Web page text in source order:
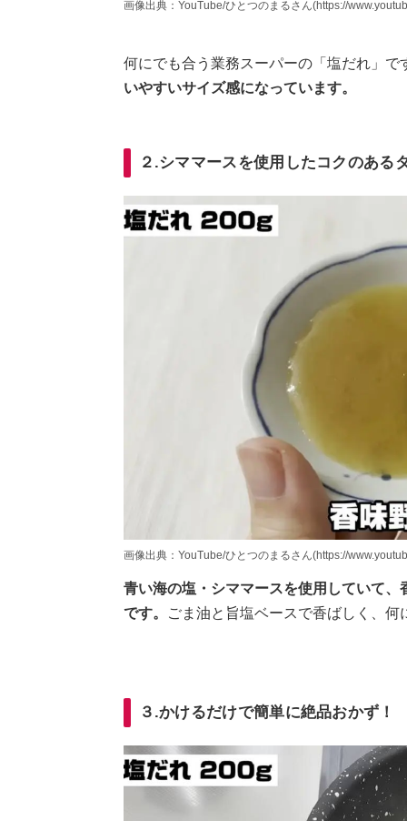
画像出典：YouTube/ひとつのまるさん(https://
何にでも合う業務スーパーの「塩だれ」で
いやすいサイズ感になっています。
２.シママースを使用したコクのある
画像出典：YouTube/ひとつのまるさん(https://
青い海の塩・シママースを使用していて
です。
ごま油と旨塩ベースで香ばしく、
３.かけるだけで簡単に絶品おかず！